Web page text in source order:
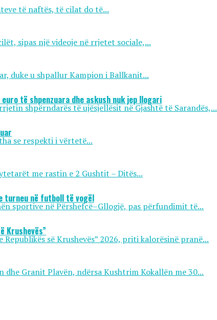
të naftës, të cilat do të...
sipas një videoje në rrjetet sociale,...
duke u shpallur Kampion i Ballkanit...
të shpenzuara dhe askush nuk jep llogari
shpërndarës të ujësjellësit në Gjashtë të Sarandës,...
se respekti i vërtetë...
me rastin e 2 Gushtit – Ditës...
turneu në futboll të vogël
sportive në Përshefcë–Gllogjë, pas përfundimit të...
Krushevës”
së Krushevës” 2026, priti kalorësinë pranë...
Granit Plavën, ndërsa Kushtrim Kokallën me 30...